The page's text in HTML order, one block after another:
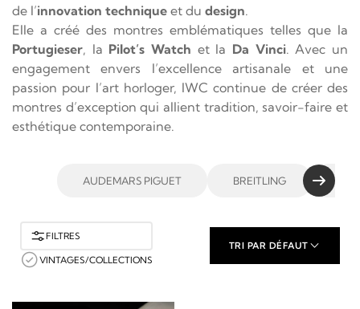
de l’innovation technique et du design.
Elle a créé des montres emblématiques telles que la
Portugieser, la Pilot’s Watch et la Da Vinci. Avec un
engagement envers l’excellence artisanale et une
passion pour l’art horloger, IWC continue de créer des
montres d’exception qui allient tradition, savoir-faire et
esthétique contemporaine.
AUDEMARS PIGUET BREITLING
FILTRES
VINTAGES/COLLECTIONS
TRI PAR DÉFAUT